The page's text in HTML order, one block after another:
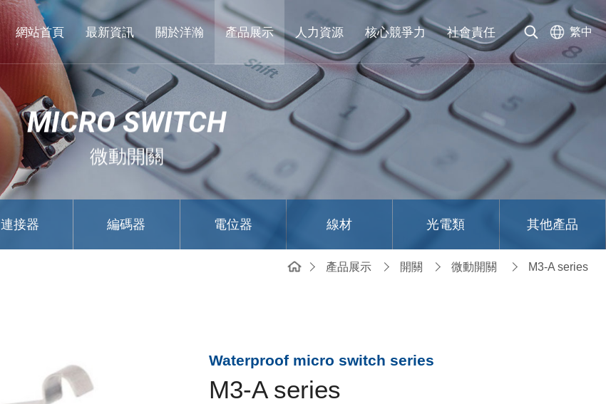
東
莞
市
瀚
實
業
有
限
公
司
網站首頁 最新資訊 關於洋瀚 產品展示 人力資源 核心競爭力 社會責任 繁中
MICRO SWITCH
微動開關
連接器 編碼器 電位器 線材 光電類 其他產品
產品展示 開關 微動開關 M3-A series
Waterproof micro switch series
M3-A series